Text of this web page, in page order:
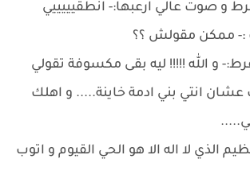
صوت عالي ارعبها:- انطقيييييي
:- ممكن مقولش ؟؟
و الله !!!!! ليه بقى مكسوفة تقولي
انتي بني ادمة خاينة..... و اهلك
الذي لا اله الا هو الحي القيوم و اتوب